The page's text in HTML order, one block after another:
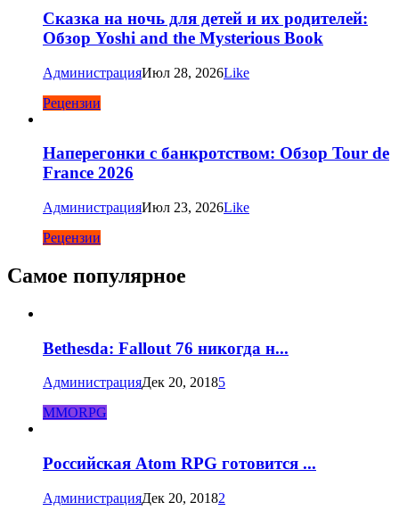
Сказка на ночь для детей и их родителей:
Обзор Yoshi and the Mysterious Book
АдминистрацияИюл 28, 2026Like
Рецензии
Наперегонки с банкротством: Обзор Tour de
France 2026
АдминистрацияИюл 23, 2026Like
Рецензии
Самое популярное
Bethesda: Fallout 76 никогда н...
АдминистрацияДек 20, 20185
MMORPG
Российская Atom RPG готовится ...
АдминистрацияДек 20, 20182